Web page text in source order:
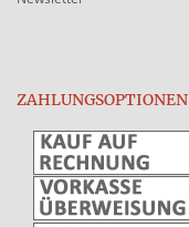
ZAHLUNGSOPTIONEN